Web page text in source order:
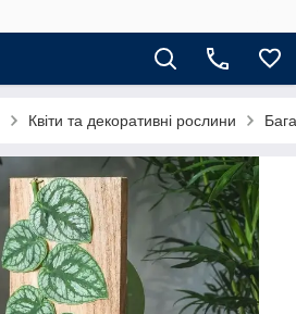
Квіти та декоративні рослини